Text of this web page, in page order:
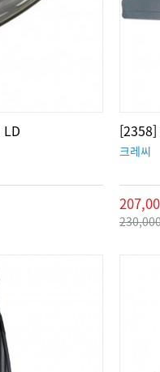
LD [2358]
크레씨